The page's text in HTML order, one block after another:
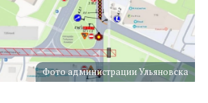
Фото администрации Ульяновска